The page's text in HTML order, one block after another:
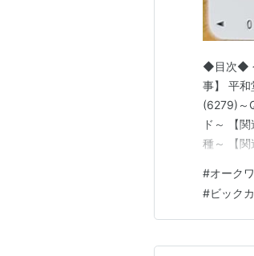
◆目次◆
事】 平
(6279)～
ド～ 【
種～ 【関
で、 兼
#オークワ
#ビック